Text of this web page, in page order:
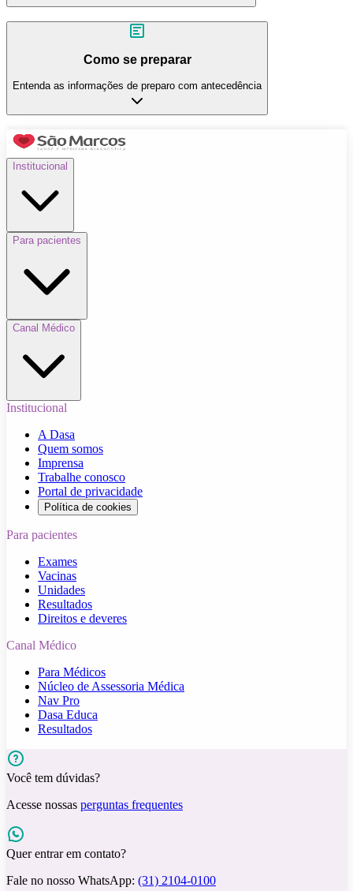
Como se preparar
Entenda as informações de preparo com antecedência
Institucional
Para pacientes
Canal Médico
Institucional
A Dasa
Quem somos
Imprensa
Trabalhe conosco
Portal de privacidade
Política de cookies
Para pacientes
Exames
Vacinas
Unidades
Resultados
Direitos e deveres
Canal Médico
Para Médicos
Núcleo de Assessoria Médica
Nav Pro
Dasa Educa
Resultados
Você tem dúvidas?
Acesse nossas perguntas frequentes
Quer entrar em contato?
Fale no nosso WhatsApp: (31) 2104-0100